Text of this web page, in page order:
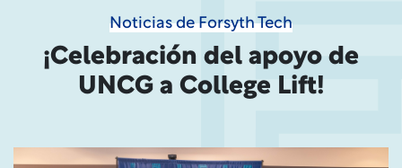
Noticias de Forsyth Tech
¡Celebración del apoyo de
UNCG a College Lift!